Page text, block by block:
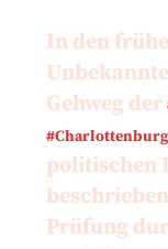
In den
Gehweg der
#Charlottenburg
politischen
Prüfung